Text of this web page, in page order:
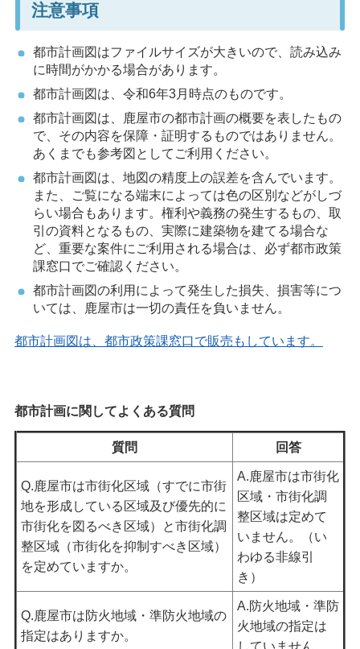
注意事項
都市計画図はファイルサイズが大きいので、読み込み
に時間がかかる場合があります。
都市計画図は、令和6年3月時点のものです。
都市計画図は、鹿屋市の都市計画の概要を表したもの
で、その内容を保障・証明するものではありません。
あくまでも参考図としてご利用ください。
都市計画図は、地図の精度上の誤差を含んでいます。
また、ご覧になる端末によっては色の区別などがしづ
らい場合もあります。権利や義務の発生するもの、取
引の資料となるもの、実際に建築物を建てる場合な
ど、重要な案件にご利用される場合は、必ず都市政策
課窓口でご確認ください。
都市計画図の利用によって発生した損失、損害等につ
いては、鹿屋市は一切の責任を負いません。
都市計画図は、都市政策課窓口で販売もしています。
都市計画に関してよくある質問
質問 回答
Q.鹿屋市は市街化区域（すでに市街
地を形成している区域及び優先的に
市街化を図るべき区域）と市街化調
整区域（市街化を抑制すべき区域）
を定めていますか。
A.鹿屋市は市街化
区域・市街化調
整区域は定めて
いません。（い
わゆる非線引
き）
Q.鹿屋市は防火地域・準防火地域の
指定はありますか。
A.防火地域・準防
火地域の指定は